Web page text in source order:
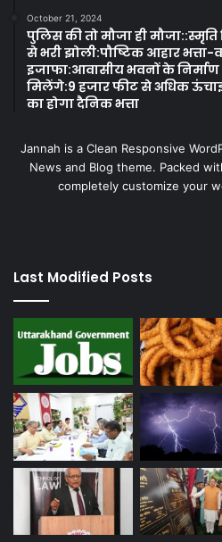
October 21, 2024
पुलिस की तो मौजा ही
से भरी झोली:पौष्टिक आहार भत्ता-
इजाफा:आवासीय भवनों के
मिलेंगे:9 हजार फीट से अधिक
का होगा दैनिक भत्ता
Jannah is a Clean Responsive
News and Blog theme. Packed
completely customize your
Last Modified Posts